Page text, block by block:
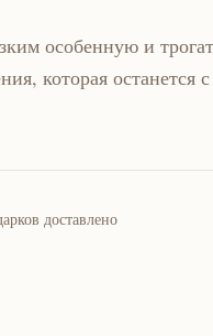
особенную и
которая останется
доставлено